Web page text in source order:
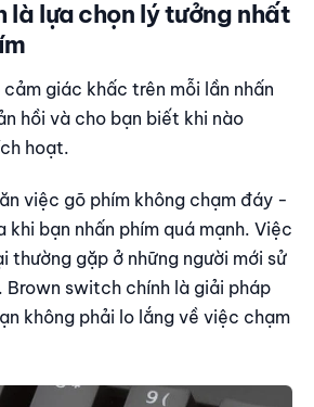
là lựa chọn lý tưởng nhất
giác khấc trên mỗi lần nhấn
hồi và cho bạn biết khi nào
hoạt.
việc gõ phím không chạm đáy -
khi bạn nhấn phím quá mạnh. Việc
thường gặp ở những người mới sử
Brown switch chính là giải pháp
không phải lo lắng về việc chạm